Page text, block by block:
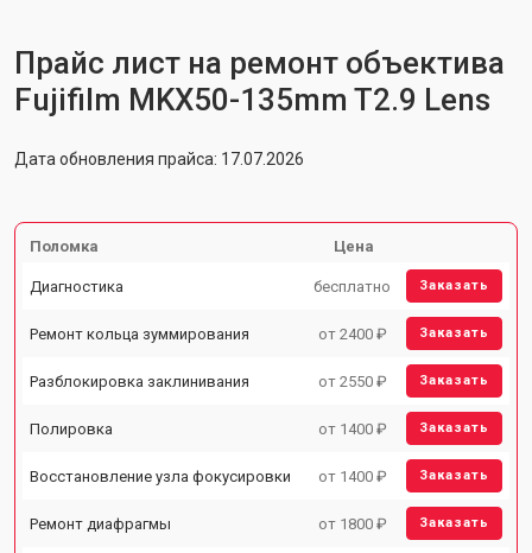
Прайс лист на ремонт объектива
Fujifilm MKX50-135mm T2.9 Lens
Дата обновления прайса: 17.07.2026
Поломка Цена
Диагностика бесплатно Заказать
Ремонт кольца зуммирования от 2400 ₽ Заказать
Разблокировка заклинивания от 2550 ₽ Заказать
Полировка от 1400 ₽ Заказать
Восстановление узла фокусировки от 1400 ₽ Заказать
Ремонт диафрагмы от 1800 ₽ Заказать